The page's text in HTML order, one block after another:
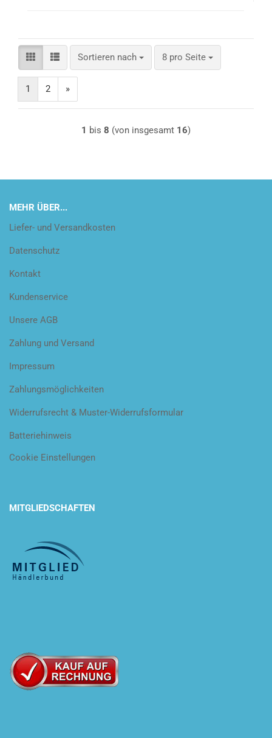
Sortieren nach
Sortieren nach 8 pro Seite
pro Seite
1 2 »
1 bis 8 (von insgesamt 16)
MEHR ÜBER...
Liefer- und Versandkosten
Datenschutz
Kontakt
Kundenservice
Unsere AGB
Zahlung und Versand
Impressum
Zahlungsmöglichkeiten
Widerrufsrecht & Muster-Widerrufsformular
Batteriehinweis
Cookie Einstellungen
MITGLIEDSCHAFTEN